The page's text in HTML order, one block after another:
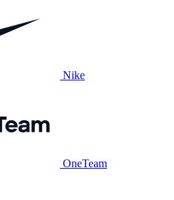
Nike
OneTeam